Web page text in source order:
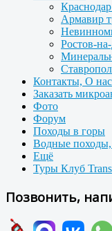
Армавир
Ростов-
Контакты, О нас
Заказать
Фото
Форум
Походы в горы
Водные
Ещё
Туры Клуб
Позвонить,